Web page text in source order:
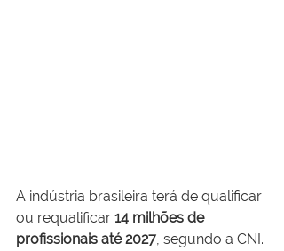
A indústria brasileira terá de qualificar
ou requalificar 14 milhões de
profissionais até 2027, segundo a CNI.